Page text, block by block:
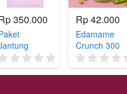
350.000
3
Rp 42.000
Edamame
Crunch 300
ML -
Renyah -